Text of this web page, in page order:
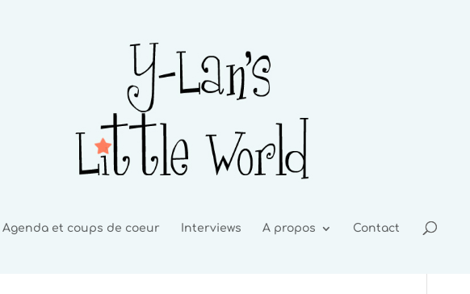
Agenda et coups de coeur Interviews A propos Contact